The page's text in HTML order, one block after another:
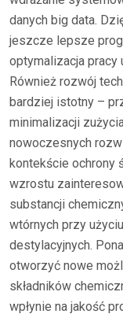
danych big data.
jeszcze lepsze
optymalizacja
Również rozwój
bardziej istotny –
minimalizacji
nowoczesnych
kontekście ochrony
wzrostu
substancji
wtórnych przy
destylacyjnych.
otworzyć nowe
składników
wpłynie na jakość